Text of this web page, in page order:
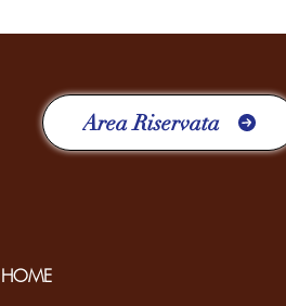
Area Riservata
HOME